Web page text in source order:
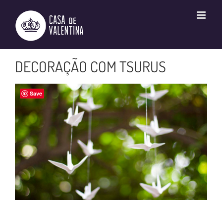
conteúdo
DECORAÇÃO COM TSURUS
Save